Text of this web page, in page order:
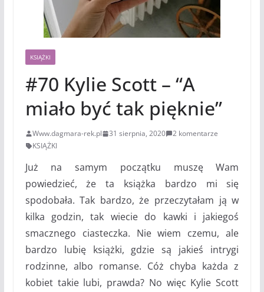
KSIĄŻKI
#70 Kylie Scott – “A
miało być tak pięknie”
Www.dagmara-rek.pl 31 sierpnia, 2020
2 komentarze
KSIĄŻKI
Już na samym początku muszę Wam
powiedzieć, że ta książka bardzo mi się
spodobała. Tak bardzo, że przeczytałam ją w
kilka godzin, tak wiecie do kawki i jakiegoś
smacznego ciasteczka. Nie wiem czemu, ale
bardzo lubię książki, gdzie są jakieś intrygi
rodzinne, albo romanse. Cóż chyba każda z
kobiet takie lubi, prawda? No więc Kylie Scott